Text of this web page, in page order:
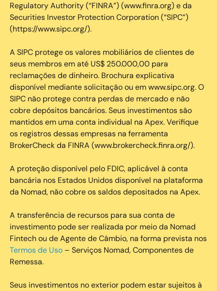
Regulatory Authority (“FINRA”) (www.finra.org) e da
Securities Investor Protection Corporation (“SIPC”)
(https://www.sipc.org/).
A SIPC protege os valores mobiliários de clientes de
seus membros em até US$ 250.000,00 para
reclamações de dinheiro. Brochura explicativa
disponível mediante solicitação ou em www.sipc.org. O
SIPC não protege contra perdas de mercado e não
cobre depósitos bancários. Seus investimentos são
mantidos em uma conta individual na Apex. Verifique
os registros dessas empresas na ferramenta
BrokerCheck da FINRA (www.brokercheck.finra.org/).
A proteção disponível pelo FDIC, aplicável à conta
bancária nos Estados Unidos disponível na plataforma
da Nomad, não cobre os saldos depositados na Apex.
A transferência de recursos para sua conta de
investimento pode ser realizada por meio da Nomad
Fintech ou de Agente de Câmbio, na forma prevista nos
Termos de Uso – Serviços Nomad, Componentes de
Remessa.
Seus investimentos no exterior podem estar sujeitos à